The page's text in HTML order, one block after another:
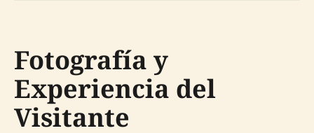
Fotografía y
Experiencia del
Visitante